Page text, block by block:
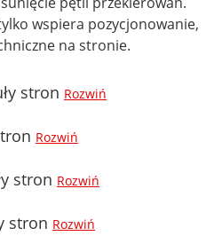
wspiera pozycjonowanie,
na stronie.
stron Rozwiń
Rozwiń
stron Rozwiń
stron Rozwiń